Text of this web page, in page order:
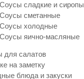
Соусы сладкие и сиропы
Соусы сметанные
Соусы холодные
Соусы яично-масляные
для салатов
на заметку
блюда и закуски